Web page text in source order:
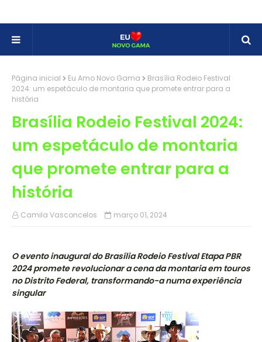
Página inicial Eu Amo Novo Gama
Brasília Rodeio Festival
2024: um espetáculo de montaria que promete entrar para a
história
Brasília Rodeio Festival 2024:
um espetáculo de montaria
que promete entrar para a
história
Camila Vasconcelos março 01, 2024
O evento inaugural do Brasília Rodeio Festival Etapa PBR
2024 promete revolucionar a cena da montaria em touros
no Distrito Federal, transformando-a numa experiência
singular